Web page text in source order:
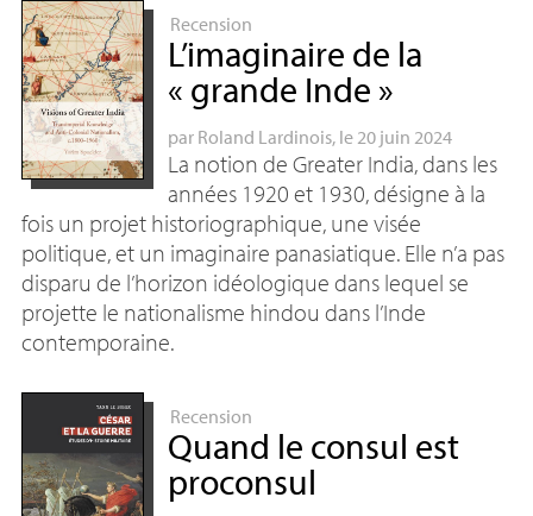
Recension
L’imaginaire de la
« grande Inde »
par Roland Lardinois, le 20 juin 2024
La notion de Greater India, dans les
années 1920 et 1930, désigne à la
fois un projet historiographique, une visée
politique, et un imaginaire panasiatique. Elle n’a pas
disparu de l’horizon idéologique dans lequel se
projette le nationalisme hindou dans l’Inde
contemporaine.
Recension
Quand le consul est
proconsul